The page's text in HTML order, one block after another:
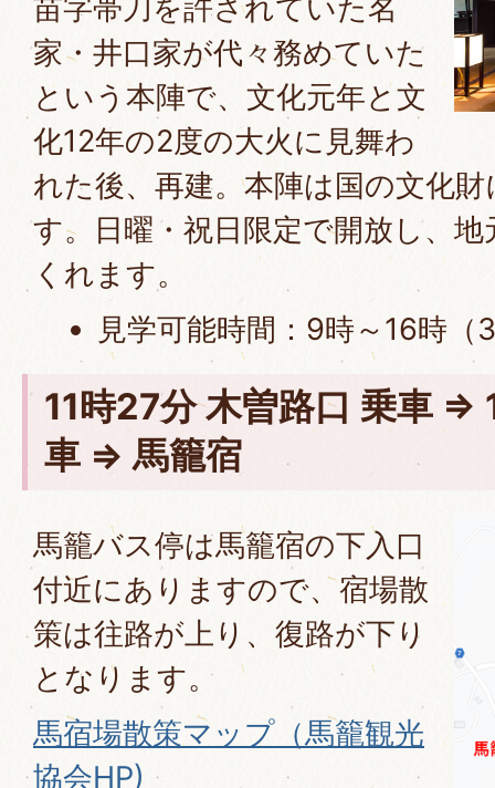
苗字帯刀を許されていた名
家・井口家が代々務めていた
という本陣で、文化元年と文
化12年の2度の大火に見舞わ
れた後、再建。本陣は国の文化
す。日曜・祝日限定で開放し、
くれます。
見学可能時間：9時～16時（
11時27分 木曽路口 乗車 ⇒
車 ⇒ 馬籠宿
馬籠バス停は馬籠宿の下入口
付近にありますので、宿場散
策は往路が上り、復路が下り
となります。
馬宿場散策マップ（馬籠観光
協会HP)